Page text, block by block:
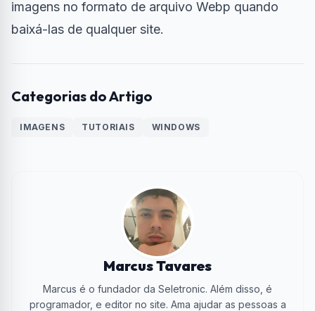
imagens no formato de arquivo Webp quando
baixá-las de qualquer site.
Categorias do Artigo
IMAGENS TUTORIAIS WINDOWS
Marcus Tavares
Marcus é o fundador da Seletronic. Além disso, é
programador, e editor no site. Ama ajudar as pessoas a